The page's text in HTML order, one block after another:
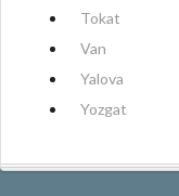
Tokat
Van
Yalova
Yozgat